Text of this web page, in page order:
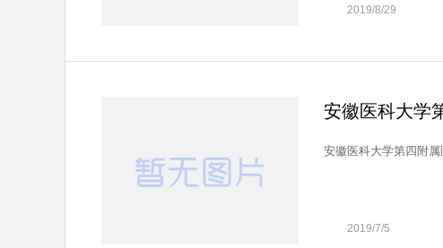
2019/8/29
安徽医科大学
安徽医科大学第四附
2019/7/5